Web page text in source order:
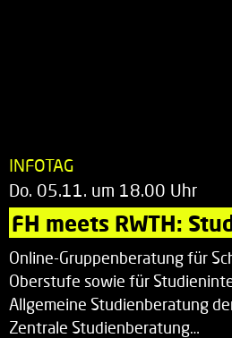
INFOTAG
Do. 05.11. um 18.00 Uhr
FH meets RWTH:
Online-Gruppenberatung für
Oberstufe sowie für
Allgemeine Studienberatung
Zentrale Studienberatung…